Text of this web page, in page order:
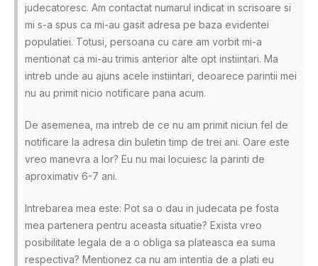
judecatoresc. Am contactat numarul indicat in scrisoare si
mi s-a spus ca mi-au gasit adresa pe baza evidentei
populatiei. Totusi, persoana cu care am vorbit mi-a
mentionat ca mi-au trimis anterior alte opt instiintari. Ma
intreb unde au ajuns acele instiintari, deoarece parintii mei
nu au primit nicio notificare pana acum.
De asemenea, ma intreb de ce nu am primit niciun fel de
notificare la adresa din buletin timp de trei ani. Oare este
vreo manevra a lor? Eu nu mai locuiesc la parinti de
aproximativ 6-7 ani.
Intrebarea mea este: Pot sa o dau in judecata pe fosta
mea partenera pentru aceasta situatie? Exista vreo
posibilitate legala de a o obliga sa plateasca ea suma
respectiva? Mentionez ca nu am intentia de a plati eu